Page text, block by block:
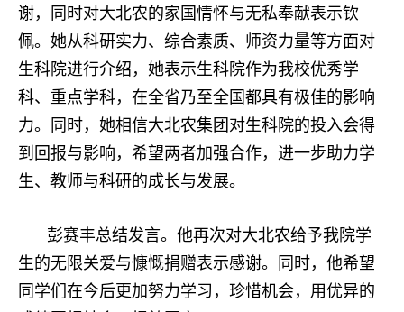
谢，同时对大北农的家国情怀与无私奉献表示钦
佩。她从科研实力、综合素质、师资力量等方面对
生科院进行介绍，她表示生科院作为我校优秀学
科、重点学科，在全省乃至全国都具有极佳的影响
力。同时，她相信大北农集团对生科院的投入会得
到回报与影响，希望两者加强合作，进一步助力学
生、教师与科研的成长与发展。
彭赛丰总结发言。他再次对大北农给予我院学
生的无限关爱与慷慨捐赠表示感谢。同时，他希望
同学们在今后更加努力学习，珍惜机会，用优异的